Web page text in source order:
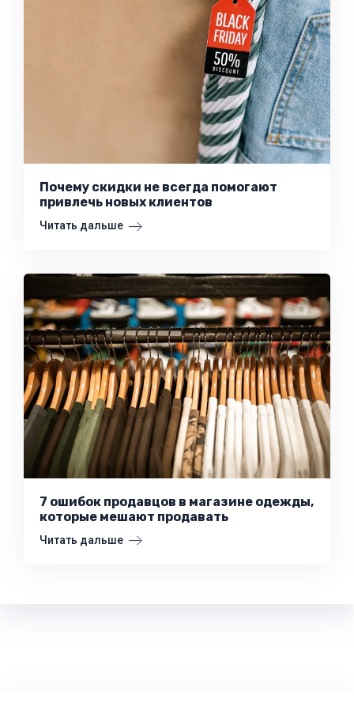
Почему скидки не всегда помогают
привлечь новых клиентов
Читать дальше
7 ошибок продавцов в магазине одежды,
которые мешают продавать
Читать дальше